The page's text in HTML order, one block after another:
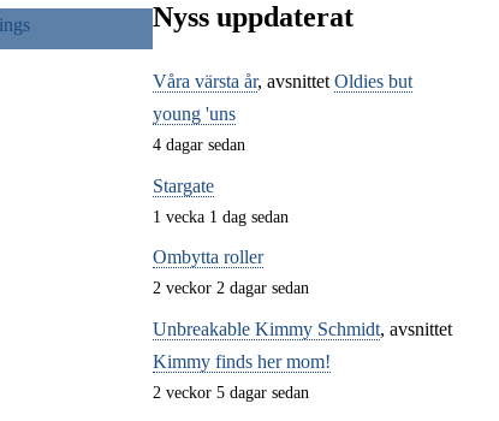
Nyss uppdaterat
Våra värsta år, avsnittet Oldies but
young 'uns
4 dagar sedan
Stargate
1 vecka 1 dag sedan
Ombytta roller
2 veckor 2 dagar sedan
Unbreakable Kimmy Schmidt, avsnittet
Kimmy finds her mom!
2 veckor 5 dagar sedan